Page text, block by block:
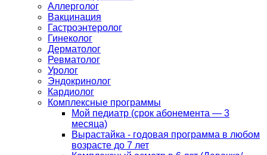
Аллерголог
Вакцинация
Гастроэнтеролог
Гинеколог
Дерматолог
Ревматолог
Уролог
Эндокринолог
Кардиолог
Комплексные программы
Мой педиатр (срок абонемента — 3
месяца)
Вырастайка - годовая программа в любом
возрасте до 7 лет